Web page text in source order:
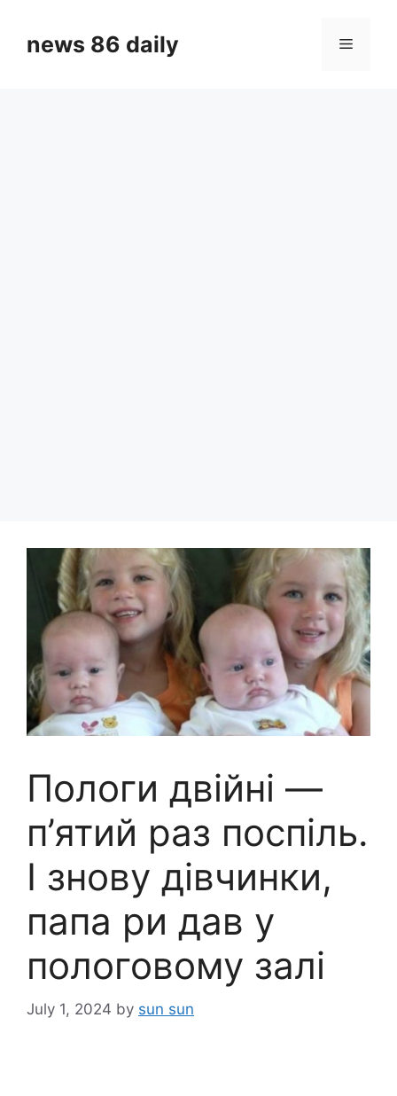
contentnews 86 daily Menu
Пологи двійні —
п’ятий раз поспіль.
І знову дівчинки,
папа ри дав у
пологовому залі
July 1, 2024 by sun sun